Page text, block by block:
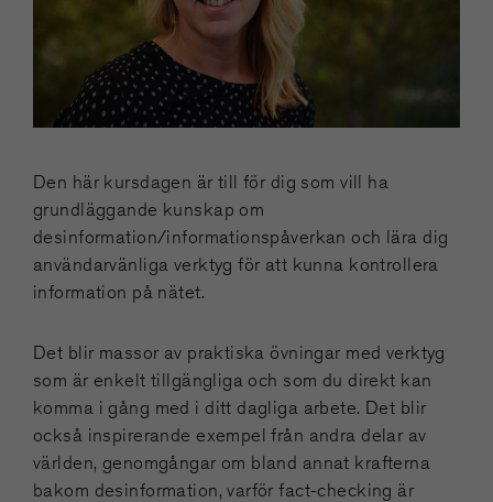
Den här kursdagen är till för dig som vill ha
grundläggande kunskap om
desinformation/informationspåverkan och lära dig
användarvänliga verktyg för att kunna kontrollera
information på nätet.
Det blir massor av praktiska övningar med verktyg
som är enkelt tillgängliga och som du direkt kan
komma i gång med i ditt dagliga arbete. Det blir
också inspirerande exempel från andra delar av
världen, genomgångar om bland annat krafterna
bakom desinformation, varför fact-checking är